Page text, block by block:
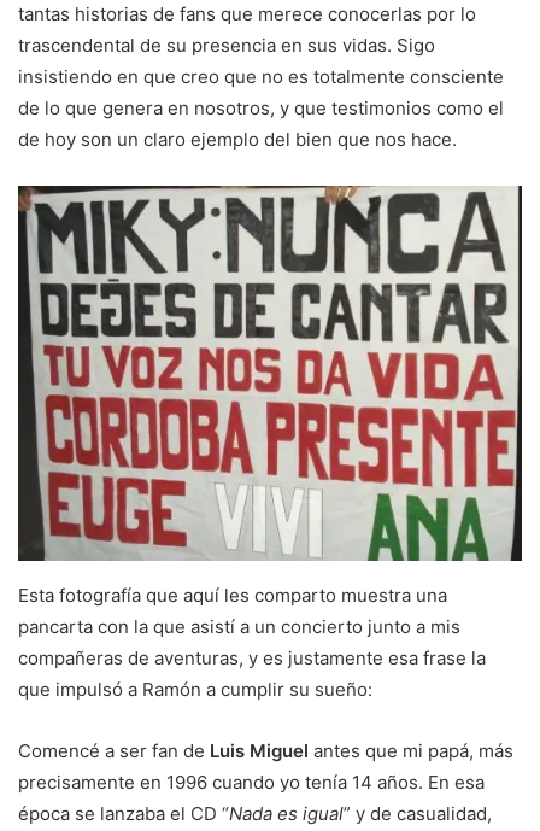
tantas historias de fans que merece conocerlas por lo
trascendental de su presencia en sus vidas. Sigo
insistiendo en que creo que no es totalmente consciente
de lo que genera en nosotros, y que testimonios como el
de hoy son un claro ejemplo del bien que nos hace.
Esta fotografía que aquí les comparto muestra una
pancarta con la que asistí a un concierto junto a mis
compañeras de aventuras, y es justamente esa frase la
que impulsó a Ramón a cumplir su sueño:
Comencé a ser fan de Luis Miguel antes que mi papá, más
precisamente en 1996 cuando yo tenía 14 años. En esa
época se lanzaba el CD “Nada es igual” y de casualidad,